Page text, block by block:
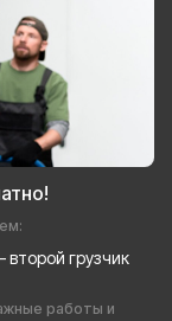
грузчик
работы и